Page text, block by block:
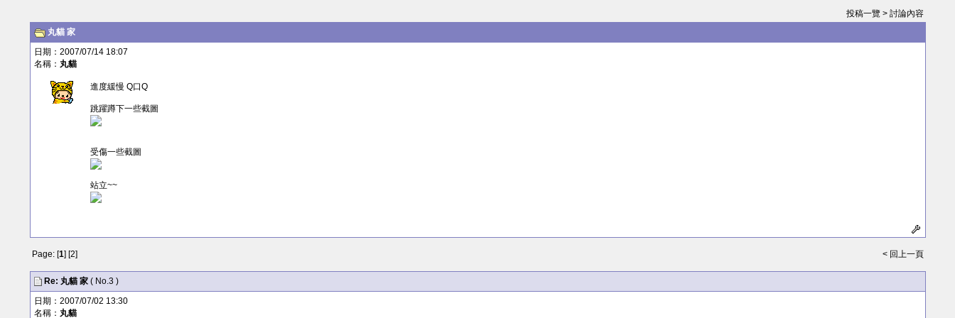
投稿一覽> 討論內容
丸貓家
日期：2007/07/14 18:07
名稱： 丸貓
進度緩慢 Q口Q
跳躍蹲下一些截圖
受傷一些截圖
站立~~
Page: [1] [2] < 回上一頁
Re: 丸貓家 ( No.3 )
日期：2007/07/02 13:30
名稱： 丸貓